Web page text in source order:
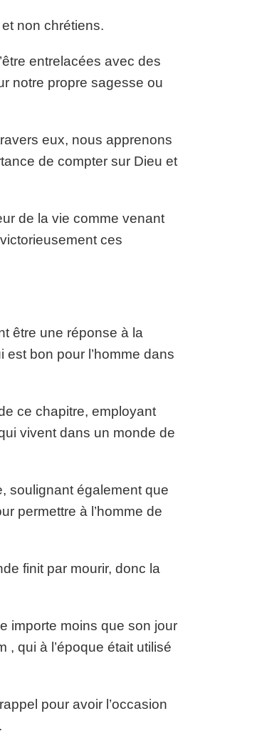
non chrétiens.
entrelacées avec des
notre propre sagesse ou
eux, nous apprenons
de compter sur Dieu et
de la vie comme venant
ces
être une réponse à la
bon pour l’homme dans
ce chapitre, employant
vivent dans un monde de
soulignant également que
permettre à l’homme de
finit par mourir, donc la
importe moins que son jour
, qui à l’époque était utilisé
pour avoir l’occasion